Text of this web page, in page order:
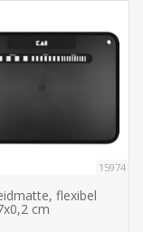
15974
flexibel
cm